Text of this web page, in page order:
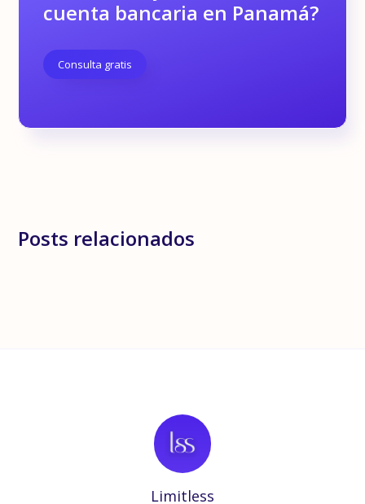
cuenta bancaria en Panamá?
Consulta gratis
Posts relacionados
Limitless